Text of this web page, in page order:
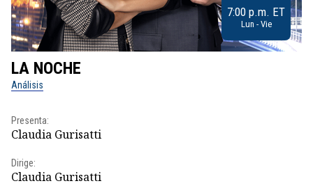
7:00 p.m. ET
Lun - Vie
LA NOCHE
Análisis
Presenta:
Claudia Gurisatti
Dirige:
Claudia Gurisatti